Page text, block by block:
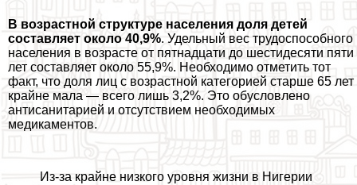
В возрастной структуре населения доля детей
составляет около 40,9%. Удельный вес трудоспособного
населения в возрасте от пятнадцати до шестидесяти пяти
лет составляет около 55,9%. Необходимо отметить тот
факт, что доля лиц с возрастной категорией старше 65 лет
крайне мала — всего лишь 3,2%. Это обусловлено
антисанитарией и отсутствием необходимых
медикаментов.
Из-за крайне низкого уровня жизни в Нигерии